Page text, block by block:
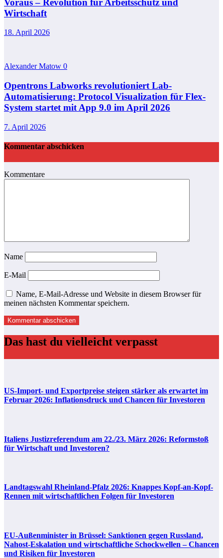
Wirtschaft
18. April 2026
Alexander Matow 0
Opentrons Labworks revolutioniert Lab-
Automatisierung: Protocol Visualization für Flex-
System startet mit App 9.0 im April 2026
7. April 2026
Kommentar abschicken
Kommentare
Name
E-Mail
Name, E-Mail-Adresse und Website in diesem Browser für
meinen nächsten Kommentar speichern.
Das hast du vielleicht verpasst
US-Import- und Exportpreise steigen stärker als erwartet im
Februar 2026: Inflationsdruck und Chancen für Investoren
Italiens Justizreferendum am 22./23. März 2026: Reformstoß
für Wirtschaft und Investoren?
Landtagswahl Rheinland-Pfalz 2026: Knappes Kopf-an-Kopf-
Rennen mit wirtschaftlichen Folgen für Investoren
EU-Außenminister in Brüssel: Sanktionen gegen Russland,
Nahost-Eskalation und wirtschaftliche Schockwellen – Chancen
und Risiken für Investoren